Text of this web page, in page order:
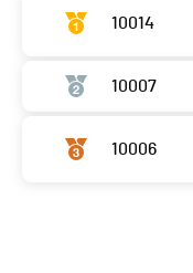
10014
10007
10006